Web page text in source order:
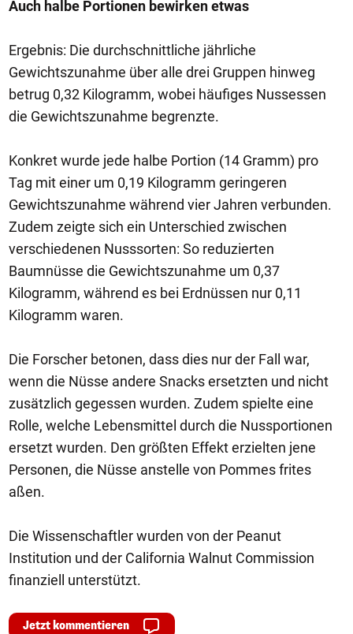
Auch halbe Portionen bewirken etwas
Ergebnis: Die durchschnittliche jährliche
Gewichtszunahme über alle drei Gruppen hinweg
betrug 0,32 Kilogramm, wobei häufiges Nussessen
die Gewichtszunahme begrenzte.
Konkret wurde jede halbe Portion (14 Gramm) pro
Tag mit einer um 0,19 Kilogramm geringeren
Gewichtszunahme während vier Jahren verbunden.
Zudem zeigte sich ein Unterschied zwischen
verschiedenen Nusssorten: So reduzierten
Baumnüsse die Gewichtszunahme um 0,37
Kilogramm, während es bei Erdnüssen nur 0,11
Kilogramm waren.
Die Forscher betonen, dass dies nur der Fall war,
wenn die Nüsse andere Snacks ersetzten und nicht
zusätzlich gegessen wurden. Zudem spielte eine
Rolle, welche Lebensmittel durch die Nussportionen
ersetzt wurden. Den größten Effekt erzielten jene
Personen, die Nüsse anstelle von Pommes frites
aßen.
Die Wissenschaftler wurden von der Peanut
Institution und der California Walnut Commission
finanziell unterstützt.
Jetzt kommentieren